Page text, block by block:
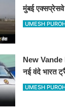
मुंबई एक्सप्रेसवे
हेलीकॉप्टर
UMESH
New
नई वंदे भारत
का सफर होगा
UMESH